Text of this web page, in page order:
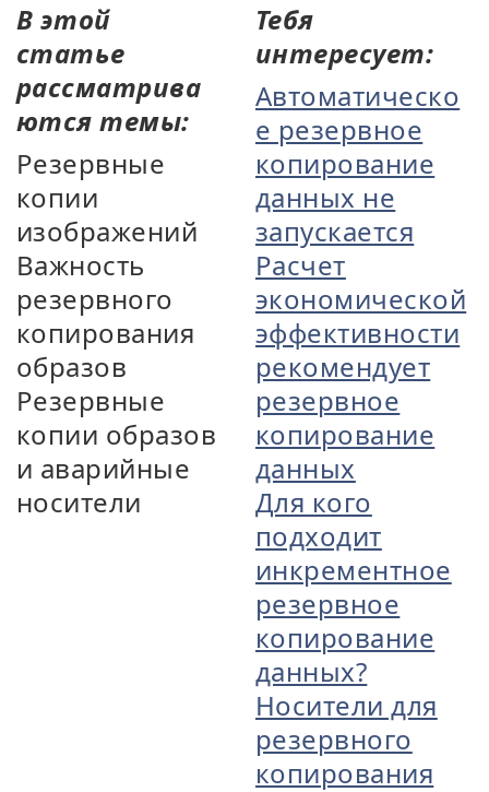
В этой
статье
рассматрива
ются темы:
Резервные
копии
изображений
Важность
резервного
копирования
образов
Резервные
копии образов
и аварийные
носители
Тебя
интересует:
Автоматическо
е резервное
копирование
данных не
запускается
Расчет
экономической
эффективности
рекомендует
резервное
копирование
данных
Для кого
подходит
инкрементное
резервное
копирование
данных?
Носители для
резервного
копирования